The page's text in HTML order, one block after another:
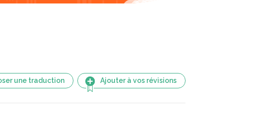
une traduction Ajouter à vos révisions